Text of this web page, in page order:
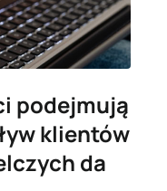
podejmują
klientów
da